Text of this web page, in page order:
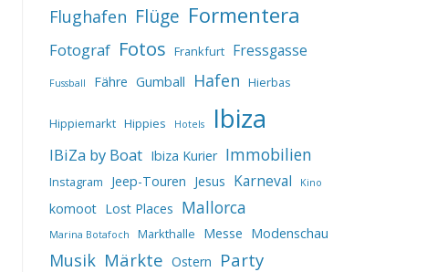
Flughafen Flüge Formentera
Fotograf Fotos Frankfurt Fressgasse
Fussball Fähre Gumball Hafen Hierbas
Hippiemarkt Hippies Hotels Ibiza
IBiZa by Boat Ibiza Kurier Immobilien
Instagram Jeep-Touren Jesus Karneval Kino
komoot Lost Places Mallorca
Marina Botafoch Markthalle Messe Modenschau
Musik Märkte Ostern Party